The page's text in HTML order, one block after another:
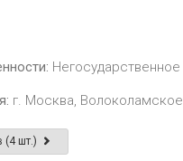
Негосударственное
г. Москва,
(4 шт.)